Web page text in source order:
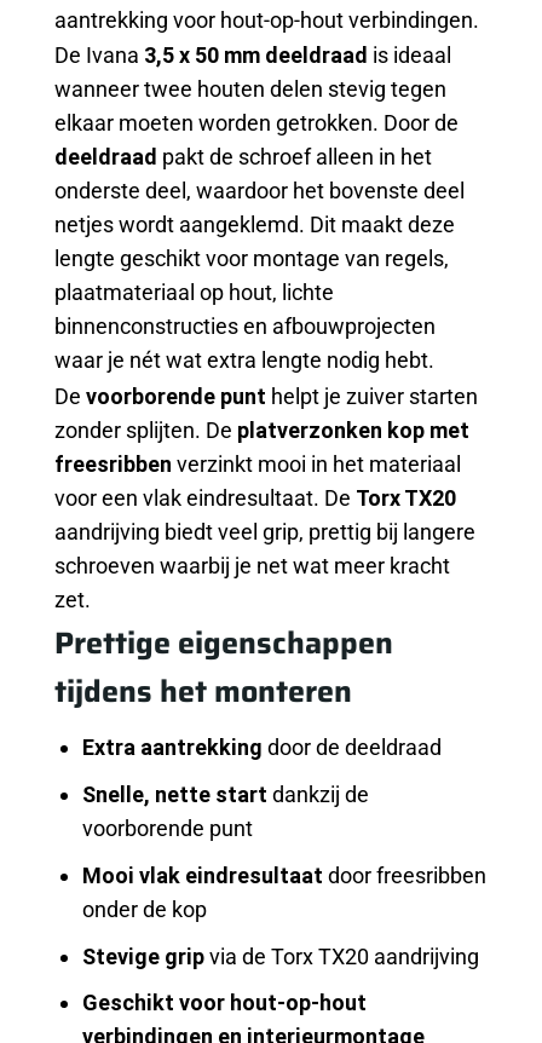
aantrekking voor hout-op-hout verbindingen.
De Ivana 3,5 x 50 mm deeldraad is ideaal
wanneer twee houten delen stevig tegen
elkaar moeten worden getrokken. Door de
deeldraad pakt de schroef alleen in het
onderste deel, waardoor het bovenste deel
netjes wordt aangeklemd. Dit maakt deze
lengte geschikt voor montage van regels,
plaatmateriaal op hout, lichte
binnenconstructies en afbouwprojecten
waar je nét wat extra lengte nodig hebt.
De voorborende punt helpt je zuiver starten
zonder splijten. De platverzonken kop met
freesribben verzinkt mooi in het materiaal
voor een vlak eindresultaat. De Torx TX20
aandrijving biedt veel grip, prettig bij langere
schroeven waarbij je net wat meer kracht
zet.
Prettige eigenschappen
tijdens het monteren
Extra aantrekking door de deeldraad
Snelle, nette start dankzij de
voorborende punt
Mooi vlak eindresultaat door freesribben
onder de kop
Stevige gripvia de Torx TX20 aandrijving
Geschikt voor hout-op-hout
verbindingen en interieurmontage